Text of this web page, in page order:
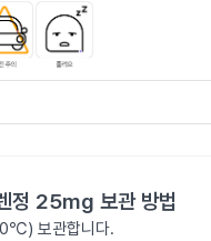
정 25mg 보관 방법
보관합니다.